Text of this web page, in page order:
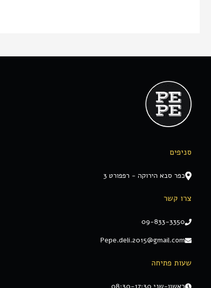
סניפים
כפר סבא הירוקה - רפפורט 3
צרו קשר
09-833-3350
Pepe.deli.2015@gmail.com
שעות פתיחה